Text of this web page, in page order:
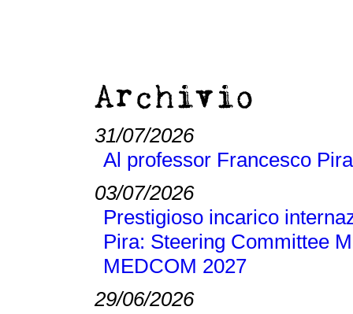
Archivio
31/07/2026
Al professor Francesco
03/07/2026
Prestigioso incarico
Pira: Steering Committee
MEDCOM 2027
29/06/2026